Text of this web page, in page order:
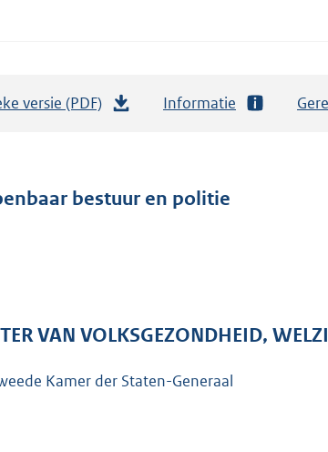
versie (PDF)
a
r
o
Informatie
bestuur en politie
VAN VOLKSGEZONDHEID,
Kamer der Staten-Generaal